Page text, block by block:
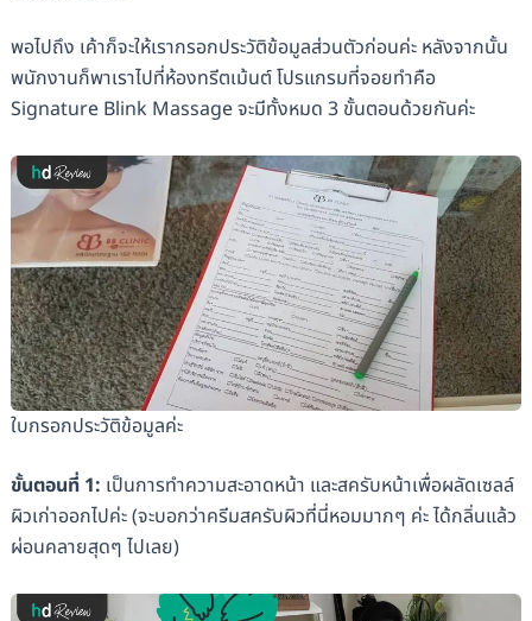
พอไปถึง เค้าก็จะให้เรากรอกประวัติข้อมูลส่วนตัวก่อนค่ะ หลังจากนั้น
พนักงานก็พาเราไปที่ห้องทรีตเม้นต์ โปรแกรมที่จอยทำคือ
Signature Blink Massage จะมีทั้งหมด 3 ขั้นตอนด้วยกันค่ะ
ใบกรอกประวัติข้อมูลค่ะ
ขั้นตอนที่ 1: เป็นการทำความสะอาดหน้า และสครับหน้าเพื่อผลัดเซลล์
ผิวเก่าออกไปค่ะ (จะบอกว่าครีมสครับผิวที่นี่หอมมากๆ ค่ะ ได้กลิ่นแล้ว
ผ่อนคลายสุดๆ ไปเลย)